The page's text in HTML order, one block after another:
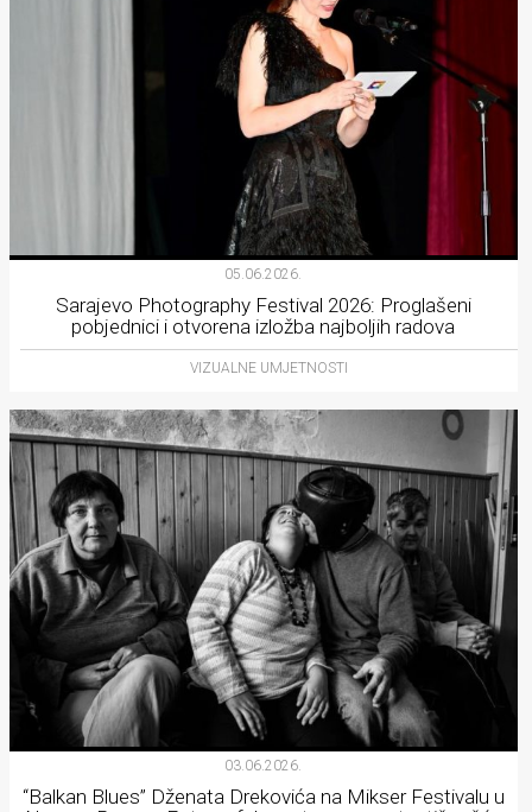
05.06.2026.
Sarajevo Photography Festival 2026: Proglašeni
pobjednici i otvorena izložba najboljih radova
VIZUALNE UMJETNOSTI
03.06.2026.
“Balkan Blues” Dženata Drekovića na Mikser Festivalu u